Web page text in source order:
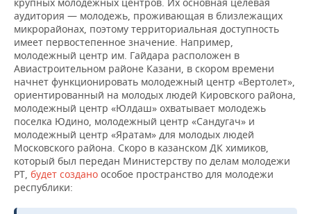
аудитория — молодежь, проживающая в близлежащих
микрорайонах, поэтому территориальная доступность
имеет первостепенное значение. Например,
молодежный центр им. Гайдара расположен в
Авиастроительном районе Казани, в скором времени
начнет функционировать молодежный центр «Вертолет»,
ориентированный на молодых людей Кировского района,
молодежный центр «Юлдаш» охватывает молодежь
поселка Юдино, молодежный центр «Сандугач» и
молодежный центр «Яратам» для молодых людей
Московского района. Скоро в казанском ДК химиков,
который был передан Министерству по делам молодежи
РТ, будет создано особое пространство для молодежи
республики: